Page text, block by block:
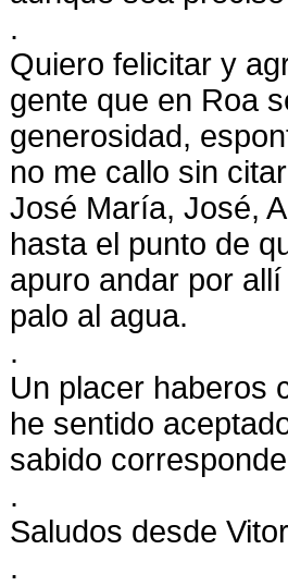
.
Quiero felicitar y
gente que en Roa
generosidad,
no me callo sin
José María, José,
hasta el punto de
apuro andar por
palo al agua.
.
Un placer haberos
he sentido
sabido
.
Saludos desde
.